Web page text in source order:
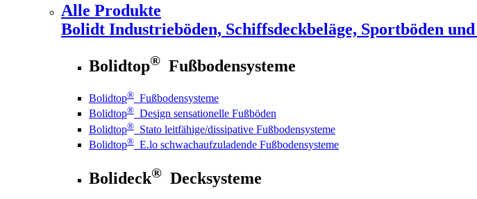
Alle Produkte
Bolidt Industrieböden, Schiffsdeckbeläge, Sportböden
Bolidtop® Fußbodensysteme
Bolidtop® Fußbodensysteme
Bolidtop® Design sensationelle Fußböden
Bolidtop® Stato leitfähige/dissipative Fußbodensysteme
Bolidtop® E.lo schwachaufzuladende Fußbodensysteme
Bolideck® Decksysteme